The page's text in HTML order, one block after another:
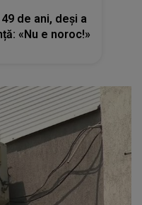
de ani, deși a
«Nu e noroc!»